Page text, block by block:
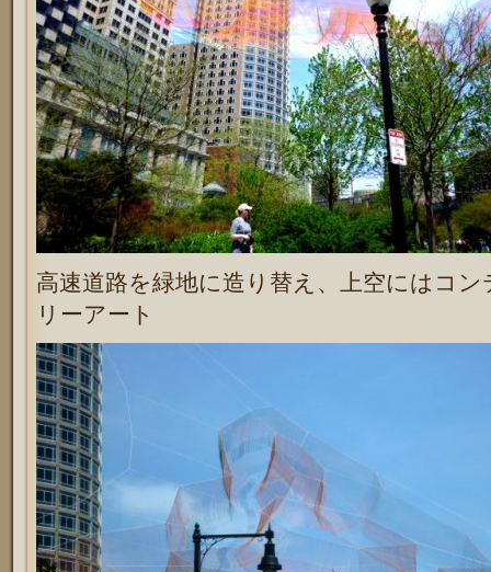
高速道路を緑地に造り替え、上空にはコン
リーアート